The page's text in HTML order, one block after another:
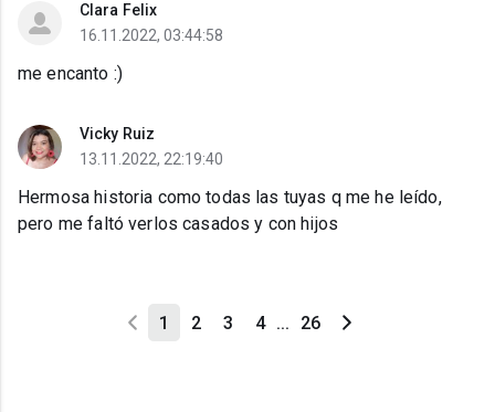
Clara Felix
16.11.2022, 03:44:58
me encanto :)
Vicky Ruiz
13.11.2022, 22:19:40
Hermosa historia como todas las tuyas q me he leído,
pero me faltó verlos casados y con hijos
1 2 3 4 ... 26